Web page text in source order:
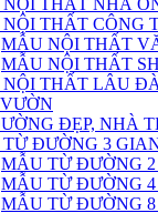
THẤT NHÀ
THẤT CÔNG
MẪU NỘI THẤT
MẪU NỘI THẤT
NỘI THẤT LÂU
ĐẸP, NHÀ
ĐƯỜNG 3
MẪU TỪ ĐƯỜNG
MẪU TỪ ĐƯỜNG
MẪU TỪ ĐƯỜNG